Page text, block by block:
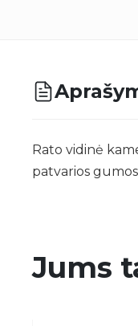
Rato vidinė
patvarios
Jums